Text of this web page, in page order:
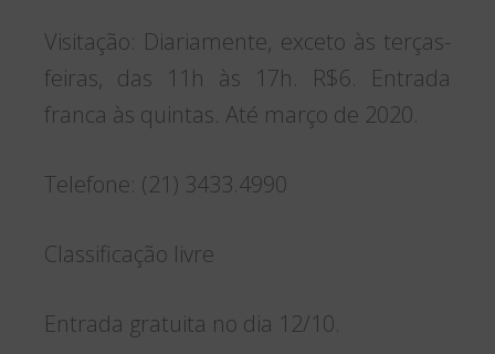
Visitação: Diariamente, exceto às terças-
feiras, das 11h às 17h. R$6. Entrada
franca às quintas. Até março de 2020.
Telefone: (21) 3433.4990
Classificação livre
Entrada gratuita no dia 12/10.